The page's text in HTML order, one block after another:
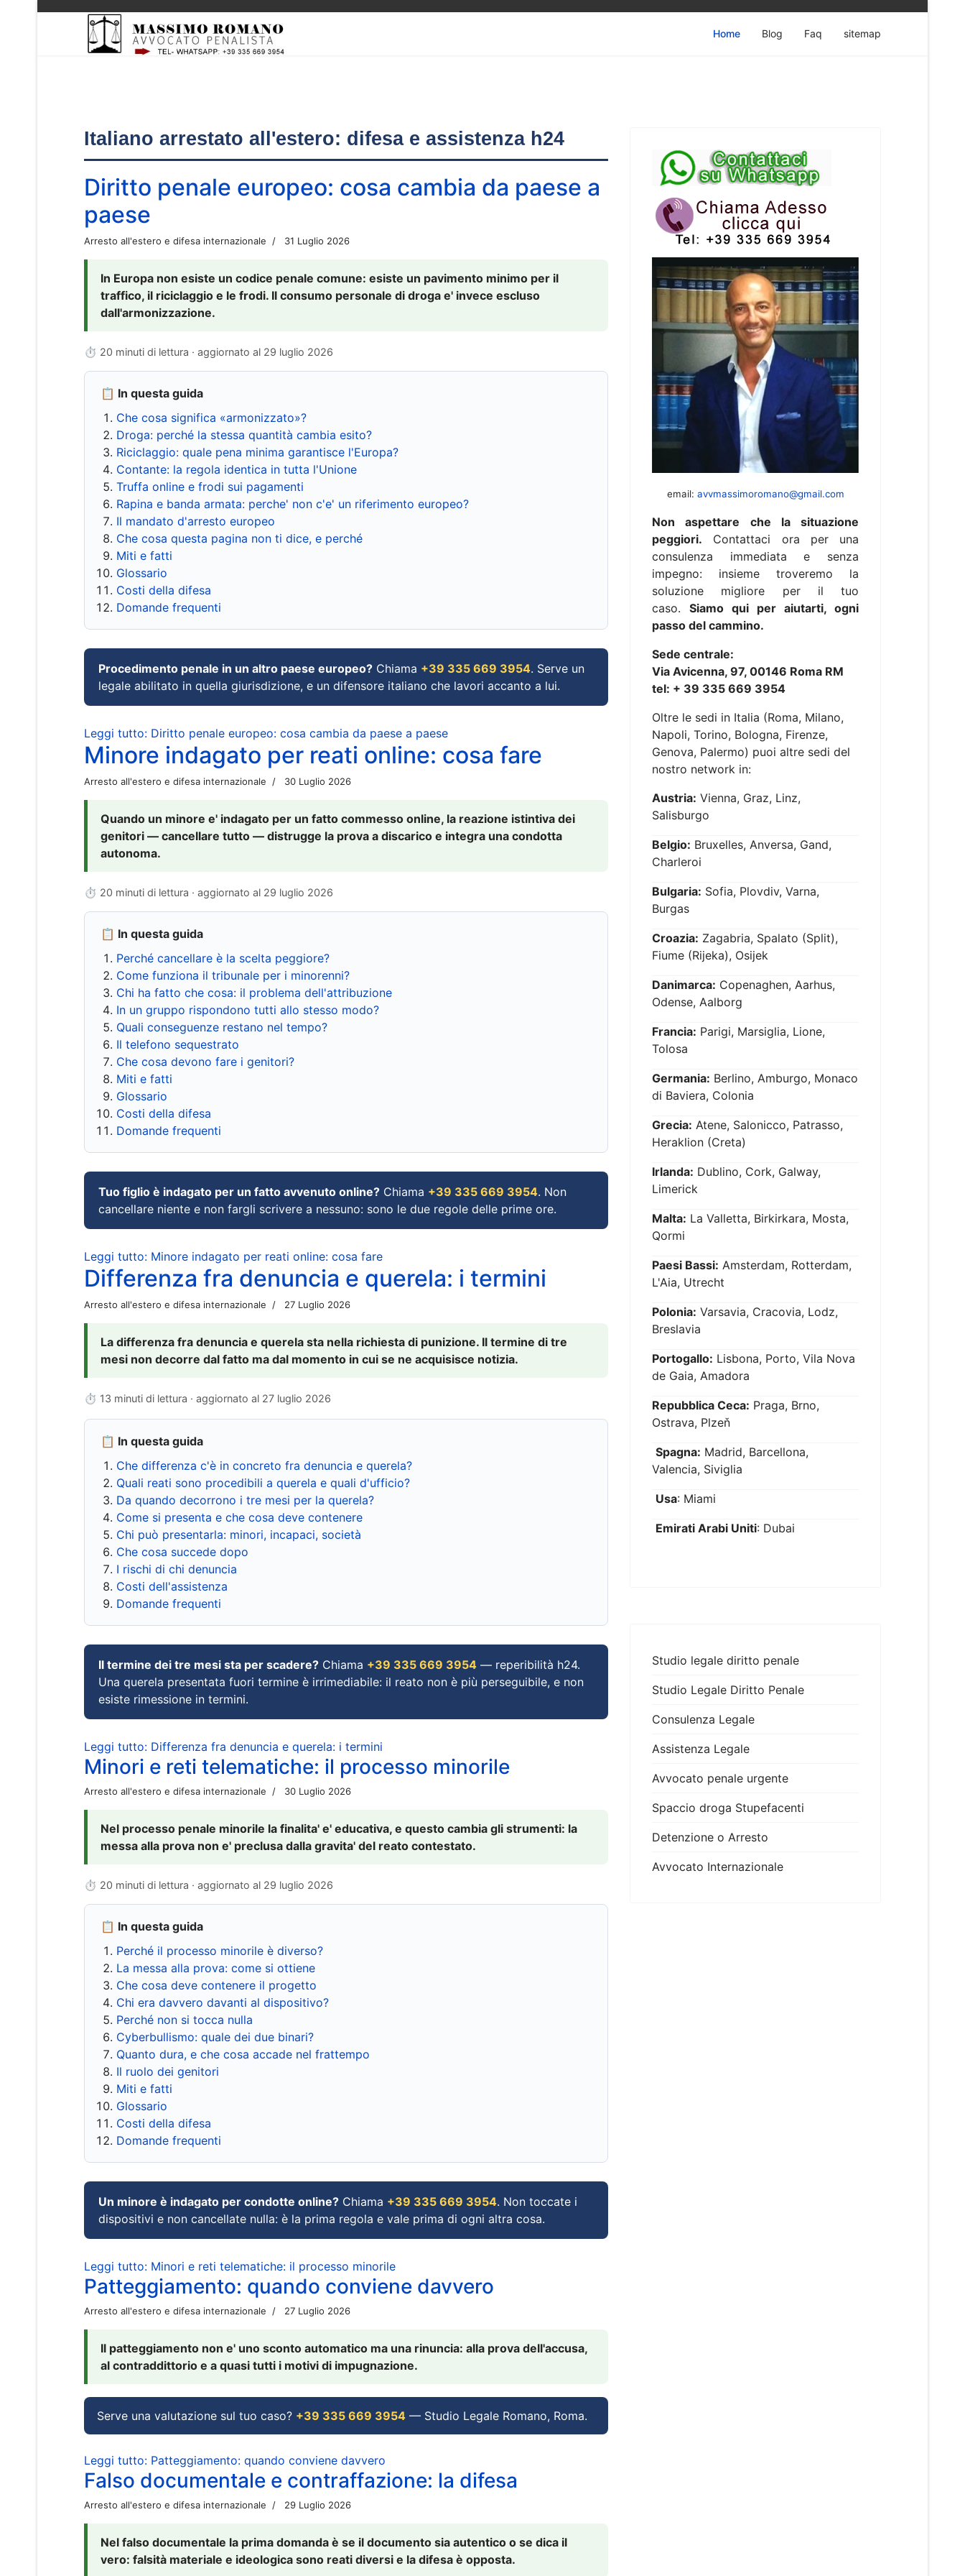
Home Blog Faq sitemap
Italiano arrestato all'estero: difesa e assistenza h24
Diritto penale europeo: cosa cambia da paese a
paese
Arresto all'estero e difesa internazionale 31 Luglio 2026
In Europa non esiste un codice penale comune: esiste un pavimento minimo per il
traffico, il riciclaggio e le frodi. Il consumo personale di droga e' invece escluso
dall'armonizzazione.
⏱ 20 minuti di lettura · aggiornato al 29 luglio 2026
📋 In questa guida
Che cosa significa «armonizzato»?
Droga: perché la stessa quantità cambia esito?
Riciclaggio: quale pena minima garantisce l'Europa?
Contante: la regola identica in tutta l'Unione
Truffa online e frodi sui pagamenti
Rapina e banda armata: perche' non c'e' un riferimento europeo?
Il mandato d'arresto europeo
Che cosa questa pagina non ti dice, e perché
Miti e fatti
Glossario
Costi della difesa
Domande frequenti
Procedimento penale in un altro paese europeo? Chiama +39 335 669 3954. Serve un
legale abilitato in quella giurisdizione, e un difensore italiano che lavori accanto a lui.
Leggi tutto: Diritto penale europeo: cosa cambia da paese a paese
Minore indagato per reati online: cosa fare
Arresto all'estero e difesa internazionale 30 Luglio 2026
Quando un minore e' indagato per un fatto commesso online, la reazione istintiva dei
genitori — cancellare tutto — distrugge la prova a discarico e integra una condotta
autonoma.
⏱ 20 minuti di lettura · aggiornato al 29 luglio 2026
📋 In questa guida
Perché cancellare è la scelta peggiore?
Come funziona il tribunale per i minorenni?
Chi ha fatto che cosa: il problema dell'attribuzione
In un gruppo rispondono tutti allo stesso modo?
Quali conseguenze restano nel tempo?
Il telefono sequestrato
Che cosa devono fare i genitori?
Miti e fatti
Glossario
Costi della difesa
Domande frequenti
Tuo figlio è indagato per un fatto avvenuto online? Chiama +39 335 669 3954. Non
cancellare niente e non fargli scrivere a nessuno: sono le due regole delle prime ore.
Leggi tutto: Minore indagato per reati online: cosa fare
Differenza fra denuncia e querela: i termini
Arresto all'estero e difesa internazionale 27 Luglio 2026
La differenza fra denuncia e querela sta nella richiesta di punizione. Il termine di tre
mesi non decorre dal fatto ma dal momento in cui se ne acquisisce notizia.
⏱ 13 minuti di lettura · aggiornato al 27 luglio 2026
📋 In questa guida
Che differenza c'è in concreto fra denuncia e querela?
Quali reati sono procedibili a querela e quali d'ufficio?
Da quando decorrono i tre mesi per la querela?
Come si presenta e che cosa deve contenere
Chi può presentarla: minori, incapaci, società
Che cosa succede dopo
I rischi di chi denuncia
Costi dell'assistenza
Domande frequenti
Il termine dei tre mesi sta per scadere? Chiama +39 335 669 3954 — reperibilità h24.
Una querela presentata fuori termine è irrimediabile: il reato non è più perseguibile, e non
esiste rimessione in termini.
Leggi tutto: Differenza fra denuncia e querela: i termini
Minori e reti telematiche: il processo minorile
Arresto all'estero e difesa internazionale 30 Luglio 2026
Nel processo penale minorile la finalita' e' educativa, e questo cambia gli strumenti: la
messa alla prova non e' preclusa dalla gravita' del reato contestato.
⏱ 20 minuti di lettura · aggiornato al 29 luglio 2026
📋 In questa guida
Perché il processo minorile è diverso?
La messa alla prova: come si ottiene
Che cosa deve contenere il progetto
Chi era davvero davanti al dispositivo?
Perché non si tocca nulla
Cyberbullismo: quale dei due binari?
Quanto dura, e che cosa accade nel frattempo
Il ruolo dei genitori
Miti e fatti
Glossario
Costi della difesa
Domande frequenti
Un minore è indagato per condotte online? Chiama +39 335 669 3954. Non toccate i
dispositivi e non cancellate nulla: è la prima regola e vale prima di ogni altra cosa.
Leggi tutto: Minori e reti telematiche: il processo minorile
Patteggiamento: quando conviene davvero
Arresto all'estero e difesa internazionale 27 Luglio 2026
Il patteggiamento non e' uno sconto automatico ma una rinuncia: alla prova dell'accusa,
al contraddittorio e a quasi tutti i motivi di impugnazione.
Serve una valutazione sul tuo caso? +39 335 669 3954 — Studio Legale Romano, Roma.
Leggi tutto: Patteggiamento: quando conviene davvero
Falso documentale e contraffazione: la difesa
Arresto all'estero e difesa internazionale 29 Luglio 2026
Nel falso documentale la prima domanda è se il documento sia autentico o se dica il
vero: falsità materiale e ideologica sono reati diversi e la difesa è opposta.
email: avvmassimoromano@gmail.com
Non aspettare che la situazione
peggiori. Contattaci ora per una
consulenza immediata e senza
impegno: insieme troveremo la
soluzione migliore per il tuo
caso. Siamo qui per aiutarti, ogni
passo del cammino.
Sede centrale:
Via Avicenna, 97, 00146 Roma RM
tel: + 39 335 669 3954
Oltre le sedi in Italia (Roma, Milano,
Napoli, Torino, Bologna, Firenze,
Genova, Palermo) puoi altre sedi del
nostro network in:
Austria: Vienna, Graz, Linz,
Salisburgo
Belgio: Bruxelles, Anversa, Gand,
Charleroi
Bulgaria: Sofia, Plovdiv, Varna,
Burgas
Croazia: Zagabria, Spalato (Split),
Fiume (Rijeka), Osijek
Danimarca: Copenaghen, Aarhus,
Odense, Aalborg
Francia: Parigi, Marsiglia, Lione,
Tolosa
Germania: Berlino, Amburgo, Monaco
di Baviera, Colonia
Grecia: Atene, Salonicco, Patrasso,
Heraklion (Creta)
Irlanda: Dublino, Cork, Galway,
Limerick
Malta: La Valletta, Birkirkara, Mosta,
Qormi
Paesi Bassi: Amsterdam, Rotterdam,
L'Aia, Utrecht
Polonia: Varsavia, Cracovia, Lodz,
Breslavia
Portogallo: Lisbona, Porto, Vila Nova
de Gaia, Amadora
Repubblica Ceca: Praga, Brno,
Ostrava, Plzeň
Spagna: Madrid, Barcellona,
Valencia, Siviglia
Usa: Miami
Emirati Arabi Uniti: Dubai
Studio legale diritto penale
Studio Legale Diritto Penale
Consulenza Legale
Assistenza Legale
Avvocato penale urgente
Spaccio droga Stupefacenti
Detenzione o Arresto
Avvocato Internazionale